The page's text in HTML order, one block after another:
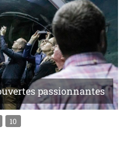
passionnantes
10